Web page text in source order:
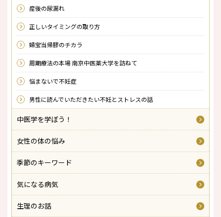
産後の尿漏れ
正しいタイミングの取り方
婦宝当帰膠のチカラ
周期療法の本場 南京中医薬大学を訪ねて
悩まないで不妊症
男性に読んでいただきたい不妊とストレスの話
中医学を学ぼう！
女性の体の悩み
季節のキーワード
気になる病気
生理のお話